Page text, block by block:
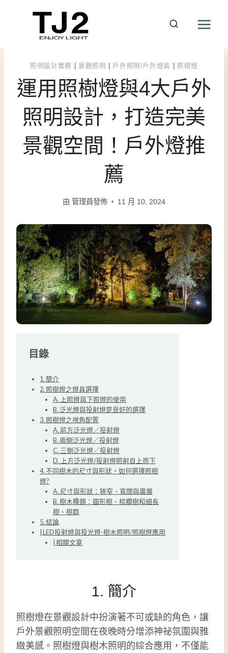
照明設計實務 景觀照明 戶外照明/戶外燈具 照樹燈
運用照樹燈與4大戶外
照明設計，打造完美
景觀空間！戶外燈推
薦
由 管理員發佈 11 月 10, 2024
目錄
1. 簡介
2. 照樹燈之燈具選擇
A. 上照燈與下照燈的使用
B. 泛光燈與投射燈是良好的選擇
3. 照樹燈之視角配置
A. 前方泛光燈／投射燈
B. 兩側泛光燈／投射燈
C. 三側泛光燈／投射燈
D. 上方泛光燈/投射燈照射自上而下
4. 不同樹木的尺寸與形狀，如何選擇照樹
燈?
A. 尺寸與形狀：狹窄、寬闊與廣展
B. 樹木種類：圓形樹、棕櫚樹和細長
樹、樹群
5. 結論
| LED投射燈與投光燈-樹木照明/照樹燈應用
| 相關文章
1. 簡介
照樹燈在景觀設計中扮演著不可或缺的角色，讓
戶外景觀照明空間在夜晚時分增添神祕氛圍與雅
緻美感。照樹燈與樹木照明的綜合應用，不僅能